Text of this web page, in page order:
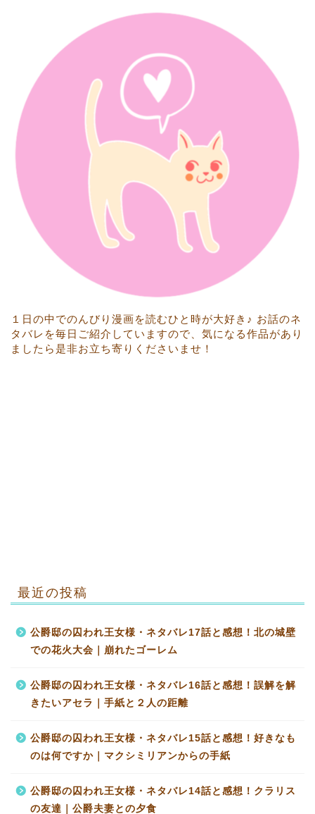
１日の中でのんびり漫画を読むひと時が大好き♪ お話のネ
タバレを毎日ご紹介していますので、気になる作品があり
ましたら是非お立ち寄りくださいませ！
最近の投稿
公爵邸の囚われ王女様・ネタバレ17話と感想！北の城壁
での花火大会｜崩れたゴーレム
公爵邸の囚われ王女様・ネタバレ16話と感想！誤解を解
きたいアセラ｜手紙と２人の距離
公爵邸の囚われ王女様・ネタバレ15話と感想！好きなも
のは何ですか｜マクシミリアンからの手紙
公爵邸の囚われ王女様・ネタバレ14話と感想！クラリス
の友達｜公爵夫妻との夕食